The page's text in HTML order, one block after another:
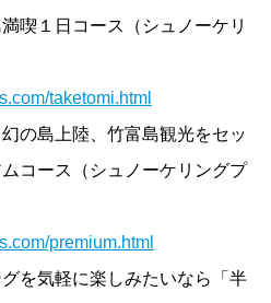
喫１日コース（シュノーケリ
taketomi.html
の島上陸、竹富島観光をセッ
コース（シュノーケリングプ
premium.html
を気軽に楽しみたいなら「半